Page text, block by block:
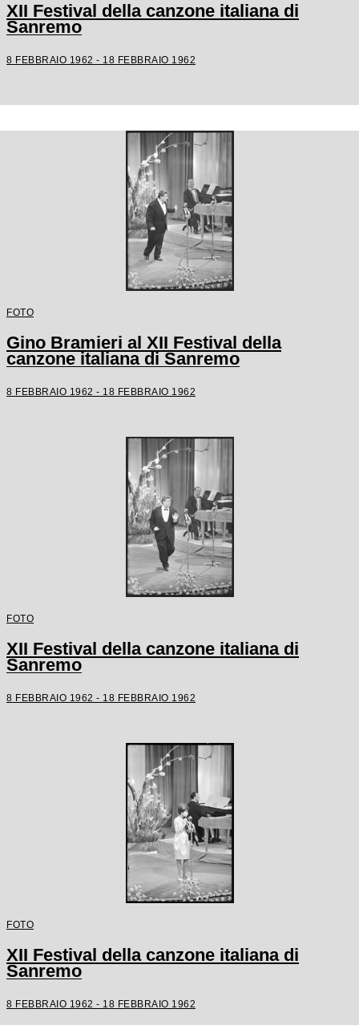
XII Festival della canzone italiana di
Sanremo
8 FEBBRAIO 1962 - 18 FEBBRAIO 1962
FOTO
Gino Bramieri al XII Festival della
canzone italiana di Sanremo
8 FEBBRAIO 1962 - 18 FEBBRAIO 1962
FOTO
XII Festival della canzone italiana di
Sanremo
8 FEBBRAIO 1962 - 18 FEBBRAIO 1962
FOTO
XII Festival della canzone italiana di
Sanremo
8 FEBBRAIO 1962 - 18 FEBBRAIO 1962